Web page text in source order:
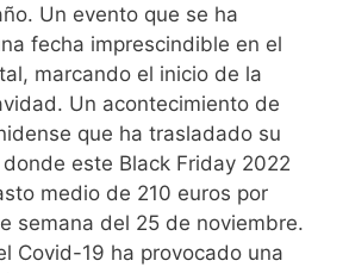
Un evento que se ha
fecha imprescindible en el
marcando el inicio de la
Un acontecimiento de
que ha trasladado su
este Black Friday 2022
medio de 210 euros por
semana del 25 de noviembre.
Covid-19 ha provocado una